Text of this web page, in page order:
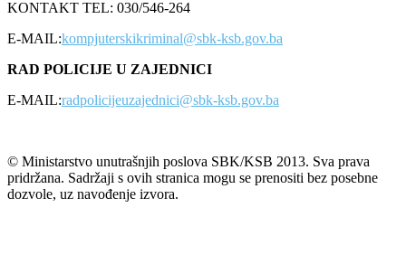
KONTAKT TEL: 030/546-264
E-MAIL:kompjuterskikriminal@sbk-ksb.gov.ba
RAD POLICIJE U ZAJEDNICI
E-MAIL:radpolicijeuzajednici@sbk-ksb.gov.ba
© Ministarstvo unutrašnjih poslova SBK/KSB 2013. Sva prava
pridržana. Sadržaji s ovih stranica mogu se prenositi bez posebne
dozvole, uz navođenje izvora.